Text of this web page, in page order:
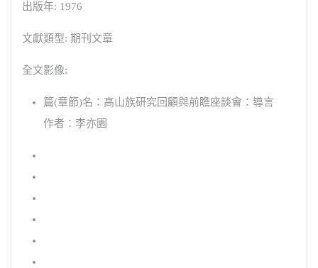
出版年: 1976
文獻類型: 期刊文章
全文影像:
篇(章節)名：高山族研究回顧與前瞻座談會：導言
作者：李亦園